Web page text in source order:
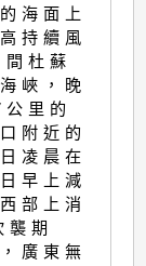
海面上
持續風
杜蘇
峽，晚
里的
附近的
凌晨在
早上減
部上消
期
廣東無